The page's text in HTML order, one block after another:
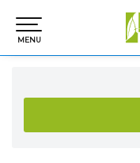
MENU